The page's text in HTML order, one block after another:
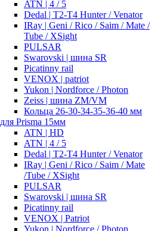
ATN | 4 / 5
Dedal | T2-T4 Hunter / Venator
IRay | Geni / Rico / Saim / Mate /
Tube / XSight
PULSAR
Swarovski | шина SR
Picatinny rail
VENOX | patriot
Yukon | Nordforce / Photon
Zeiss | шина ZM/VM
Кольца 26-30-34-35-36-40 мм
для Prisma 15мм
ATN | HD
ATN | 4 / 5
Dedal | T2-T4 Hunter / Venator
IRay | Geni / Rico / Saim / Mate
/Tube / XSight
PULSAR
Swarovski | шина SR
Picatinny rail
VENOX | Patriot
Yukon | Nordforce / Photon